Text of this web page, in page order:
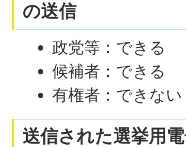
の送信
政党等：できる
候補者：できる
有権者：できない
送信された選挙用